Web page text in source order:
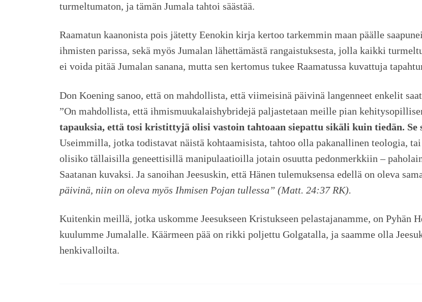
turmeltumaton, ja tämän Jumala tahtoi säästää.
Raamatun kaanonista pois jätetty Eenokin kirja kertoo tarkemmin maan päälle
ihmisten parissa, sekä myös Jumalan lähettämästä rangaistuksesta, jolla kaikki
ei voida pitää Jumalan sanana, mutta sen kertomus tukee Raamatussa kuvattuja
Don Koening sanoo, että on mahdollista, että viimeisinä päivinä langenneet enkelit
”On mahdollista, että ihmismuukalaishybridejä paljastetaan meille pian
tapauksia, että tosi kristittyjä olisi vastoin tahtoaan siepattu sikäli kuin tiedän. Se
Useimmilla, jotka todistavat näistä kohtaamisista, tahtoo olla pakanallinen teologia,
olisiko tällaisilla geneettisillä manipulaatioilla jotain osuutta pedonmerkkiin –
Saatanan kuvaksi. Ja sanoihan Jeesuskin, että Hänen tulemuksensa edellä on oleva
päivinä, niin on oleva myös Ihmisen Pojan tullessa” (Matt. 24:37 RK).
Kuitenkin meillä, jotka uskomme Jeesukseen Kristukseen pelastajanamme, on Pyhän
kuulumme Jumalalle. Käärmeen pää on rikki poljettu Golgatalla, ja saamme olla
henkivalloilta.